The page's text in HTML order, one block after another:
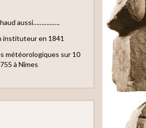
aussi…………….
instituteur en 1841
météorologiques sur 10
à Nîmes